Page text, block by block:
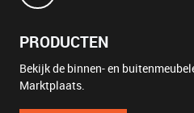
PRODUCTEN
Bekijk de binnen- en
Marktplaats.